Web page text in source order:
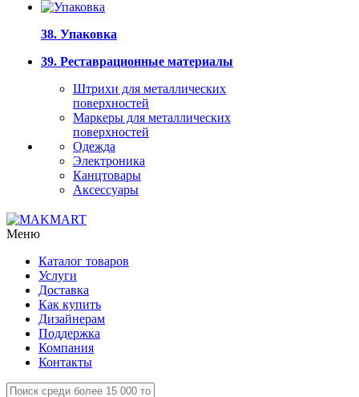
38. Упаковка
39. Реставрационные материалы
Штрихи для металлических
поверхностей
Маркеры для металлических
поверхностей
Одежда
Электроника
Канцтовары
Аксессуары
Меню
Каталог товаров
Услуги
Доставка
Как купить
Дизайнерам
Поддержка
Компания
Контакты